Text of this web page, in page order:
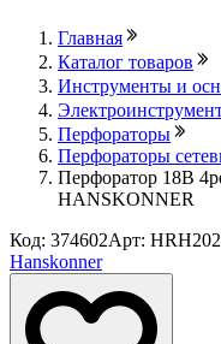
Главная
Каталог товаров
Инструменты и
Перфораторы
Перфораторы
Перфоратор 18В
HANSKONNER
Код: 374602Арт:
Hanskonner